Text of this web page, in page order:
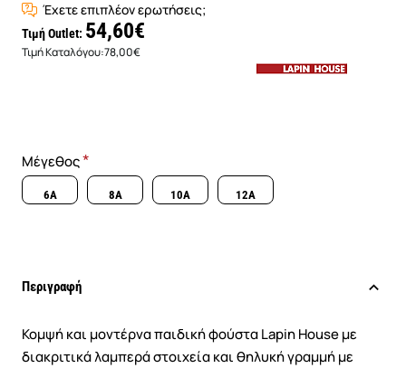
Έχετε επιπλέον ερωτήσεις;
Τιμή Outlet: 54,60€
Τιμή Καταλόγου:78,00€
Μέγεθος
6A 8A 10A 12A
Περιγραφή
Κομψή και μοντέρνα παιδική φούστα Lapin House με
διακριτικά λαμπερά στοιχεία και θηλυκή γραμμή με